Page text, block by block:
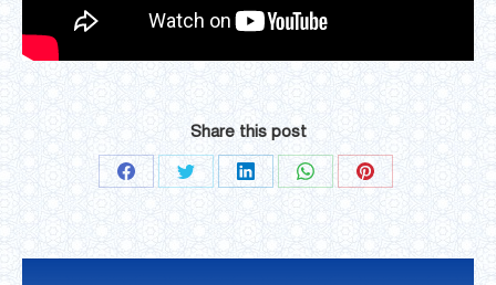
Share this post
Share
Facebook
Share
Twitter
Share
LinkedIn
Share
WhatsApp
Share
Pinterest